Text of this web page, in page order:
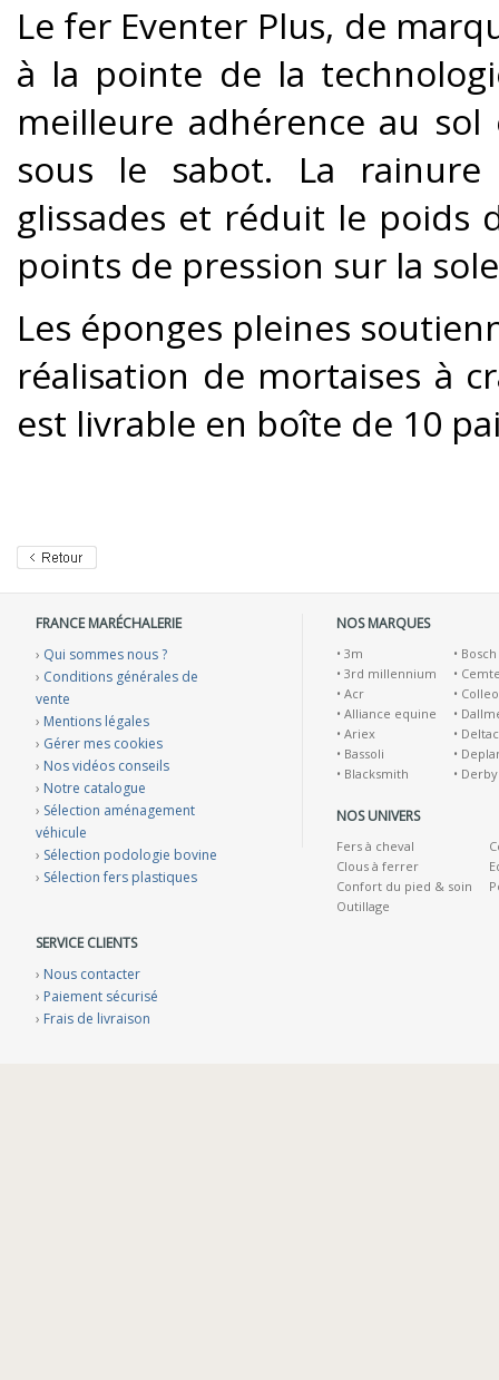
Le fer Eventer Plus, de
à la pointe de la
meilleure adhérence au
sous le sabot. La
glissades et réduit le poids
points de pression sur la
Les éponges pleines
réalisation de mortaises à
est livrable en boîte de 10
FRANCE MARÉCHALERIE
› Qui sommes nous ?
› Conditions générales de
vente
› Mentions légales
› Gérer mes cookies
› Nos vidéos conseils
› Notre catalogue
› Sélection aménagement
véhicule
› Sélection podologie bovine
› Sélection fers plastiques
SERVICE CLIENTS
› Nous contacter
› Paiement sécurisé
› Frais de livraison
NOS MARQUES
• 3m
• 3rd millennium
• Acr
• Alliance equine
• Ariex
• Bassoli
• Blacksmith
• Bosch
•
•
•
•
•
• Derby
NOS UNIVERS
Fers à cheval
Clous à ferrer
Confort du pied & soin
Outillage